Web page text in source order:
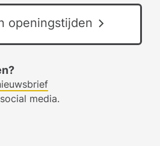
openingstijden
media.